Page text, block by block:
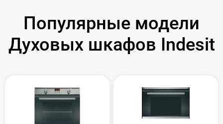
Популярные модели
Духовых шкафов Indesit